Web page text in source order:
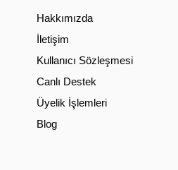
Hakkımızda
İletişim
Kullanıcı Sözleşmesi
Canlı Destek
Üyelik İşlemleri
Blog